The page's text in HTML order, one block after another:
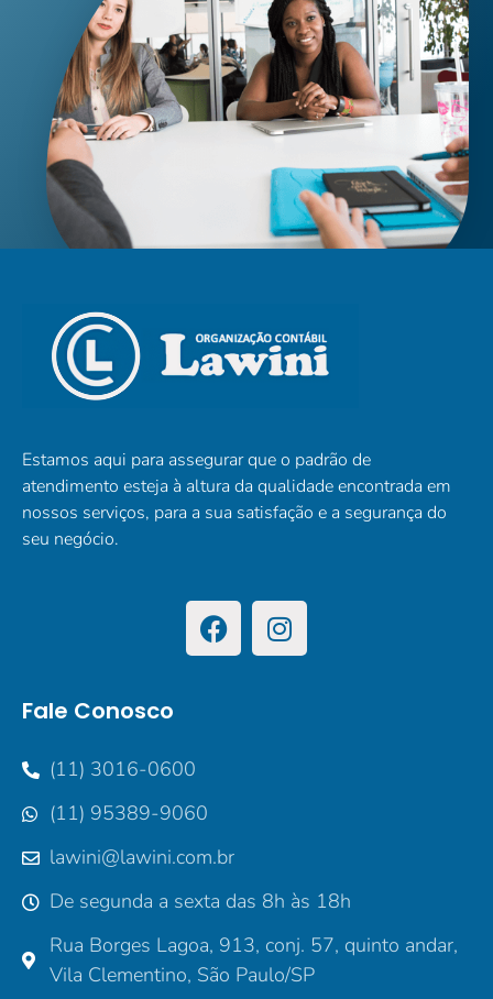
Estamos aqui para assegurar que o padrão de
atendimento esteja à altura da qualidade encontrada em
nossos serviços, para a sua satisfação e a segurança do
seu negócio.
Fale Conosco
(11) 3016-0600
(11) 95389-9060
lawini@lawini.com.br
De segunda a sexta das 8h às 18h
Rua Borges Lagoa, 913, conj. 57, quinto andar,
Vila Clementino, São Paulo/SP